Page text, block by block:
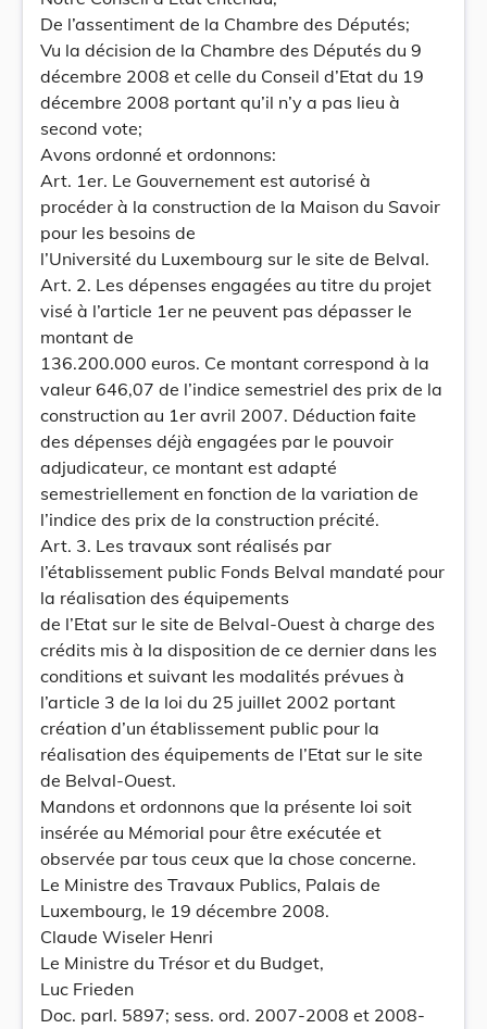
De l’assentiment de la Chambre des Députés;
Vu la décision de la Chambre des Députés du 9
décembre 2008 et celle du Conseil d’Etat du 19
décembre 2008 portant qu’il n’y a pas lieu à
second vote;
Avons ordonné et ordonnons:
Art. 1er. Le Gouvernement est autorisé à
procéder à la construction de la Maison du Savoir
pour les besoins de
l’Université du Luxembourg sur le site de Belval.
Art. 2. Les dépenses engagées au titre du projet
visé à l’article 1er ne peuvent pas dépasser le
montant de
136.200.000 euros. Ce montant correspond à la
valeur 646,07 de l’indice semestriel des prix de la
construction au 1er avril 2007. Déduction faite
des dépenses déjà engagées par le pouvoir
adjudicateur, ce montant est adapté
semestriellement en fonction de la variation de
l’indice des prix de la construction précité.
Art. 3. Les travaux sont réalisés par
l’établissement public Fonds Belval mandaté pour
la réalisation des équipements
de l’Etat sur le site de Belval-Ouest à charge des
crédits mis à la disposition de ce dernier dans les
conditions et suivant les modalités prévues à
l’article 3 de la loi du 25 juillet 2002 portant
création d’un établissement public pour la
réalisation des équipements de l’Etat sur le site
de Belval-Ouest.
Mandons et ordonnons que la présente loi soit
insérée au Mémorial pour être exécutée et
observée par tous ceux que la chose concerne.
Le Ministre des Travaux Publics, Palais de
Luxembourg, le 19 décembre 2008.
Claude Wiseler Henri
Le Ministre du Trésor et du Budget,
Luc Frieden
Doc. parl. 5897; sess. ord. 2007-2008 et 2008-